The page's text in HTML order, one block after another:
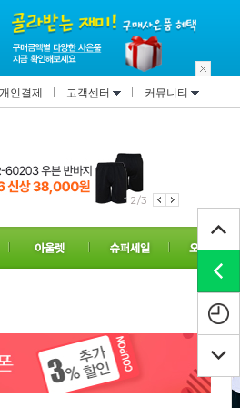
개인결제 고객센터 커뮤니티
2/3